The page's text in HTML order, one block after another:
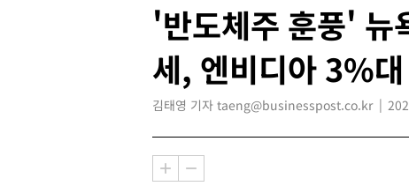
'반도체주 훈풍' 뉴
세, 엔비디아 3%
김태영 기자 taeng@businesspost.co.kr